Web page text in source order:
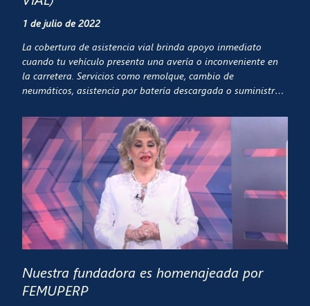
1 de julio de 2022
La cobertura de asistencia vial brinda apoyo inmediato
cuando tu vehículo presenta una avería o inconveniente en
la carretera. Servicios como remolque, cambio de
neumáticos, asistencia por batería descargada o suministro
profesional
Nuestra fundadora es homenajeada por
FEMUPERP